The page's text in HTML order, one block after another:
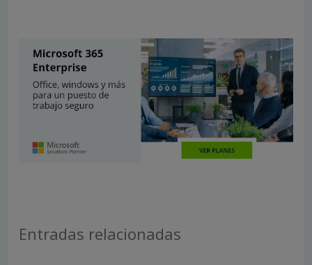
Entradas relacionadas